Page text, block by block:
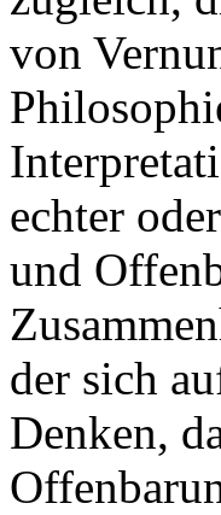
von
echter
und
der sich
Denken,